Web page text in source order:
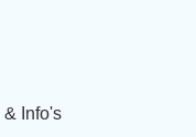
Info's